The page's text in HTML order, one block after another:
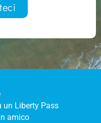
un Liberty Pass
amico